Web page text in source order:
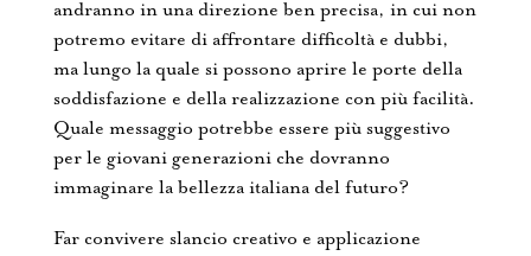
andranno in una direzione ben precisa, in cui non
potremo evitare di affrontare difficoltà e dubbi,
ma lungo la quale si possono aprire le porte della
soddisfazione e della realizzazione con più facilità.
Quale messaggio potrebbe essere più suggestivo
per le giovani generazioni che dovranno
immaginare la bellezza italiana del futuro?
Far convivere slancio creativo e applicazione